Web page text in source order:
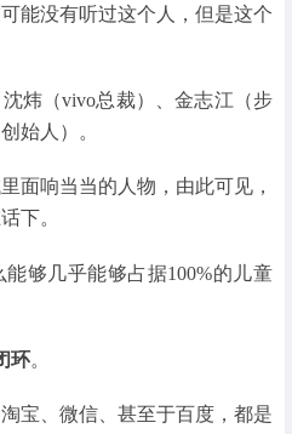
能没有听过这个人，但是这个
炜（vivo总裁）、金志江（步
始人）。
面响当当的人物，由此可见，
下。
够几乎能够占据100%的儿童
环。
宝、微信、甚至于百度，都是